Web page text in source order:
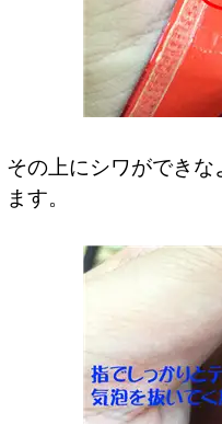
その上にシワができ
ます。